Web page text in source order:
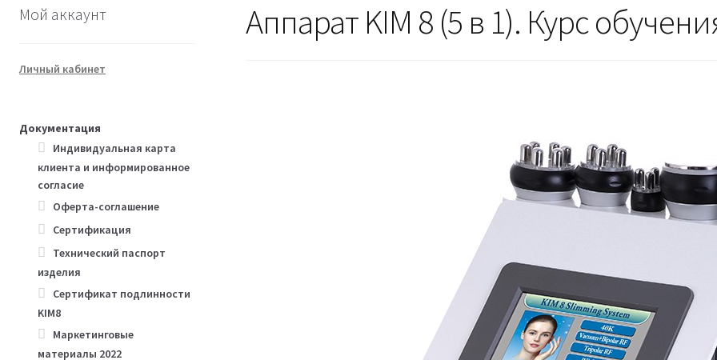
Аппарат KIM 8 (5 в 1). Курс
Мой аккаунт
Личный кабинет
Документация
Индивидуальная карта
клиента и информированное
согласие
Оферта-соглашение
Сертификация
Технический паспорт
изделия
Сертификат подлинности
KIM8
Маркетинговые
материалы 2022